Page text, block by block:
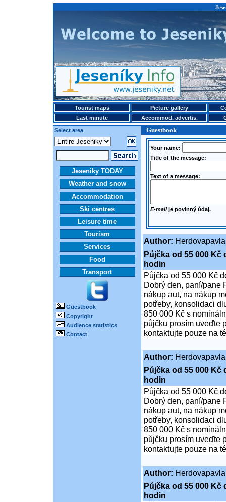
Tourist maps Picture gallery
Last minute
Accommod. advertis.
Select area
Guestbook
Jeseniky TODAY
Weather and snow
Accommodation
Ski centres
Leisure time
Tourism
Services
Food
Transport
Guestbook
Copyright
Audience statistics
Contact
Your name:
Title of the message:
Text of a message:
E-mailje povinný údaj.
Author: Herdovapavla
Půjčka od 55 000 Kč
hodin
Půjčka od 55 000 Kč
Dobrý den, paní/pane
nákup aut, na nákup
potřeby, konsolidaci
850 000 Kč s
půjčku prosím uveďte
kontaktujte pouze na
Author: Herdovapavla
Půjčka od 55 000 Kč
hodin
Půjčka od 55 000 Kč
Dobrý den, paní/pane
nákup aut, na nákup
potřeby, konsolidaci
850 000 Kč s
půjčku prosím uveďte
kontaktujte pouze na
Author: Herdovapavla
Půjčka od 55 000 Kč
hodin